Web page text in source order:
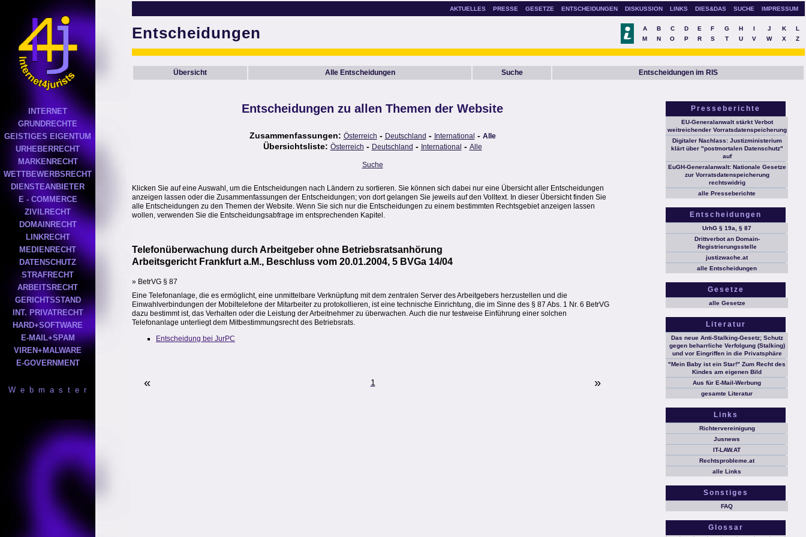
INTERNET
GRUNDRECHTE
GEISTIGES EIGENTUM
URHEBERRECHT
MARKENRECHT
WETTBEWERBSRECHT
DIENSTEANBIETER
E - COMMERCE
ZIVILRECHT
DOMAINRECHT
LINKRECHT
MEDIENRECHT
DATENSCHUTZ
STRAFRECHT
ARBEITSRECHT
GERICHTSSTAND
INT. PRIVATRECHT
HARD+SOFTWARE
E-MAIL+SPAM
VIREN+MALWARE
E-GOVERNMENT
W e b m a s t e r
AKTUELLES PRESSE GESETZE ENTSCHEIDUNGEN DISKUSSION LINKS DIES&DAS SUCHE IMPRESSUM
Entscheidungen A B C D E F G H I J K
L
M
N O P R S T U V W X Z
Übersicht Alle Entscheidungen Suche Entscheidungen im RIS
Entscheidungen zu allen Themen der Website
Zusammenfassungen: Österreich - Deutschland - International - Alle
Übersichtsliste: Österreich - Deutschland - International - Alle
Suche
Klicken Sie auf eine Auswahl, um die Entscheidungen nach Ländern zu sortieren. Sie können sich dabei nur eine Übersicht aller Entscheidungen
anzeigen lassen oder die Zusammenfassungen der Entscheidungen; von dort gelangen Sie jeweils auf den Volltext. In dieser Übersicht finden Sie
alle Entscheidungen zu den Themen der Website. Wenn Sie sich nur die Entscheidungen zu einem bestimmten Rechtsgebiet anzeigen lassen
wollen, verwenden Sie die Entscheidungsabfrage im entsprechenden Kapitel.
Telefonüberwachung durch Arbeitgeber ohne Betriebsratsanhörung
Arbeitsgericht Frankfurt a.M., Beschluss vom 20.01.2004, 5 BVGa 14/04
» BetrVG § 87
Eine Telefonanlage, die es ermöglicht, eine unmittelbare Verknüpfung mit dem zentralen Server des Arbeitgebers herzustellen und die
Einwahlverbindungen der Mobiltelefone der Mitarbeiter zu protokollieren, ist eine technische Einrichtung, die im Sinne des § 87 Abs. 1 Nr. 6 BetrVG
dazu bestimmt ist, das Verhalten oder die Leistung der Arbeitnehmer zu überwachen. Auch die nur testweise Einführung einer solchen
Telefonanlage unterliegt dem Mitbestimmungsrecht des Betriebsrats.
Entscheidung bei JurPC
« 1 »
Presseberichte
EU-Generalanwalt stärkt Verbot
weitreichender Vorratsdatenspeicherung
Digitaler Nachlass: Justizministerium
klärt über "postmortalen Datenschutz"
auf
EuGH-Generalanwalt: Nationale Gesetze
zur Vorratsdatenspeicherung
rechtswidrig
alle Presseberichte
Entscheidungen
UrhG § 19a, § 87
Drittverbot an Domain-
Registrierungsstelle
justizwache.at
alle Entscheidungen
Gesetze
alle Gesetze
Literatur
Das neue Anti-Stalking-Gesetz; Schutz
gegen beharrliche Verfolgung (Stalking)
und vor Eingriffen in die Privatsphäre
"Mein Baby ist ein Star!" Zum Recht des
Kindes am eigenen Bild
Aus für E-Mail-Werbung
gesamte Literatur
Links
Richtervereinigung
Jusnews
IT-LAW.AT
Rechtsprobleme.at
alle Links
Sonstiges
FAQ
Glossar